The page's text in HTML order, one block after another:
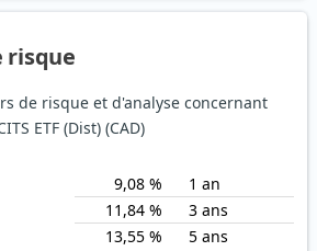
risque
de risque et d'analyse concernant
ETF (Dist) (CAD)
9,08 %
1 an
11,84 %
3 ans
13,55 %
5 ans